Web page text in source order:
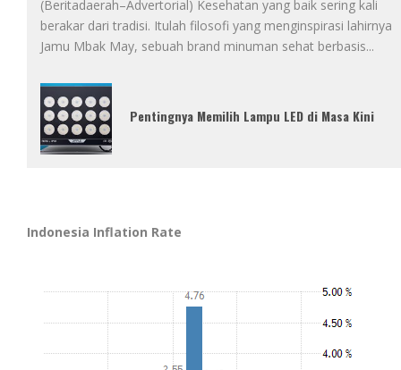
(Beritadaerah–Advertorial) Kesehatan yang baik sering kali
berakar dari tradisi. Itulah filosofi yang menginspirasi lahirnya
Jamu Mbak May, sebuah brand minuman sehat berbasis...
Pentingnya Memilih Lampu LED di Masa Kini
Indonesia Inflation Rate